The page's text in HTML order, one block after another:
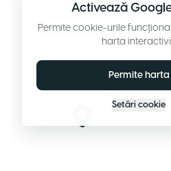
Activează
Permite cookie-urile
harta
Permite harta
Setări cookie